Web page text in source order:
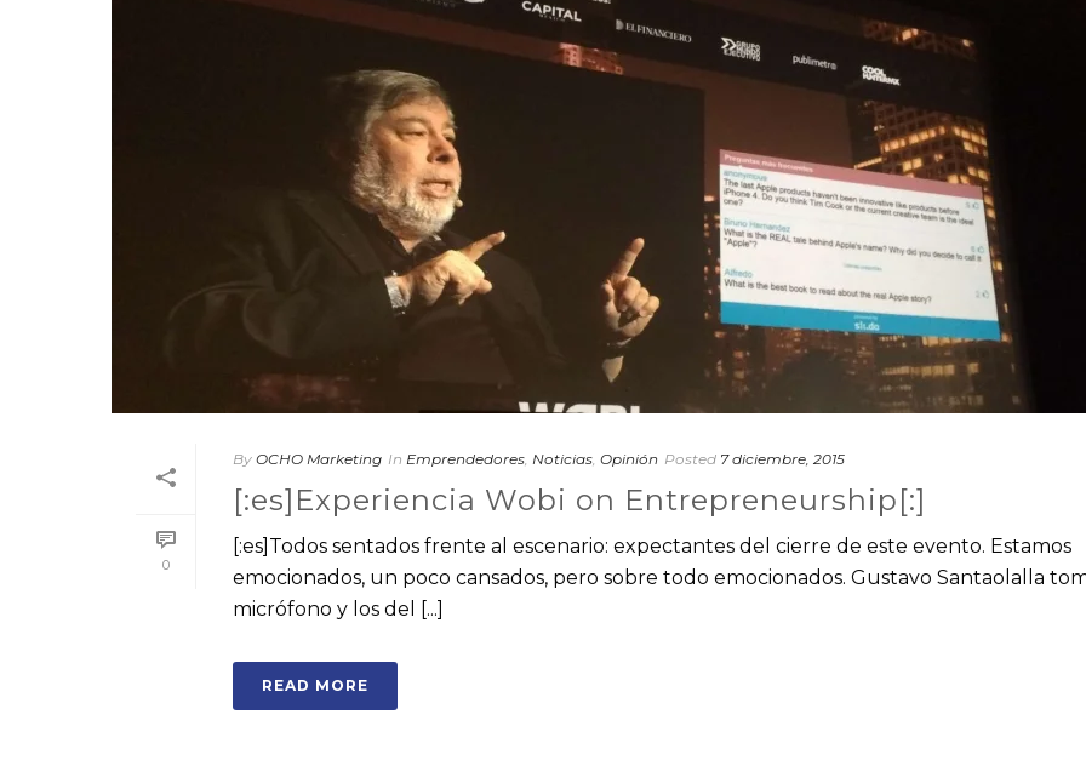
0
By OCHO Marketing In Emprendedores, Noticias, Opinión Posted 7 diciembre, 2015
[:es]Experiencia Wobi on Entrepreneurship[:]
[:es]Todos sentados frente al escenario: expectantes del cierre de este evento. Estamos
emocionados, un poco cansados, pero sobre todo emocionados. Gustavo Santaolalla
micrófono y los del [...]
READ MORE